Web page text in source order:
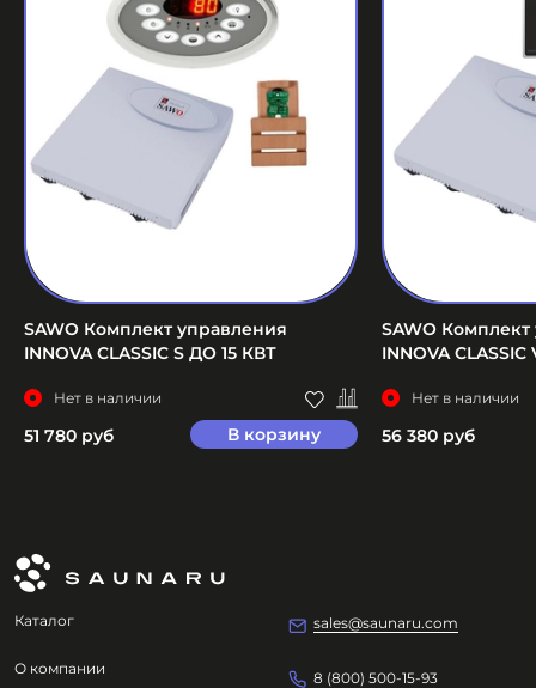
SAWO Комплект управления
INNOVA CLASSIC S ДО 15 КВТ
Нет в наличии
51 780 руб В корзину
SAWO
INNOVA
Нет в наличии
56 380 руб
Каталог
О компании
sales@saunaru.com
8 (800) 500-15-93